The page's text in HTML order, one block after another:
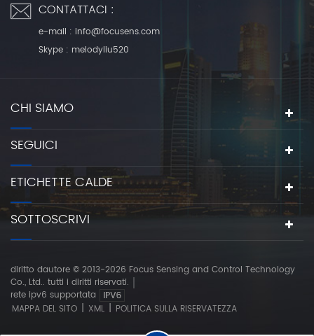
CONTATTACI :
e-mail : info@focusens.com
Skype : melodyliu520
CHI SIAMO
SEGUICI
ETICHETTE CALDE
SOTTOSCRIVI
diritto dautore © 2013-2026 Focus Sensing and Control Technology
Co., Ltd.. tutti i diritti riservati.
rete ipv6 supportata
MAPPA DEL SITO | XML | POLITICA SULLA RISERVATEZZA